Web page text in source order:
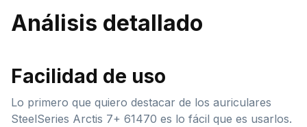
Análisis detallado
Facilidad de uso
Lo primero que quiero destacar de los auriculares
SteelSeries Arctis 7+ 61470 es lo fácil que es usarlos.